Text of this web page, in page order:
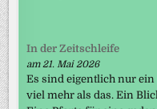
In der Zeitschleife
am 21. Mai 2026
Es sind eigentlich nur ein
viel mehr als das. Ein